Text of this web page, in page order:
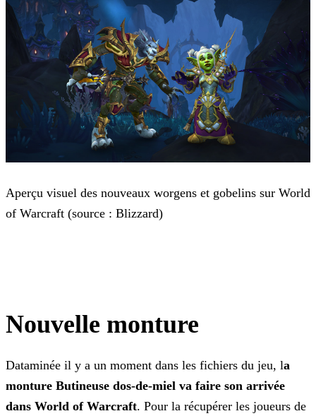
Aperçu visuel des nouveaux worgens et gobelins sur World
of Warcraft (source : Blizzard)
Nouvelle monture
Dataminée il y a un moment dans les fichiers du jeu, la
monture Butineuse dos-de-miel va faire son arrivée
dans World of Warcraft. Pour la récupérer les joueurs de